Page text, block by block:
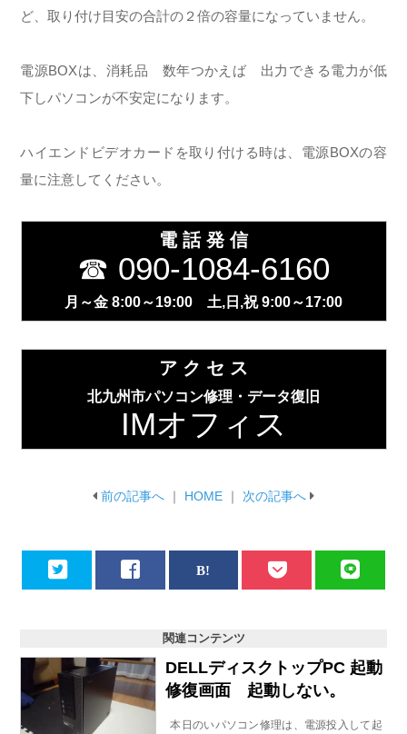
ど、取り付け目安の合計の２倍の容量になっていません。
電源BOXは、消耗品 数年つかえば 出力できる電力が低
下しパソコンが不安定になります。
ハイエンドビデオカードを取り付ける時は、電源BOXの容
量に注意してください。
電 話 発 信
☎ 090-1084-6160
月～金 8:00～19:00 土,日,祝 9:00～17:00
ア ク セ ス
北九州市パソコン修理・データ復旧
IMオフィス
前の記事へ ｜ HOME ｜ 次の記事へ
関連コンテンツ
DELLディスクトップPC 起動
修復画面 起動しない。
本日のいパソコン修理は、電源投入して起